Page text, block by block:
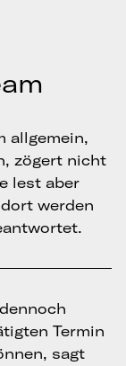
allgemein,
zögert nicht
lest aber
werden
Termin
sagt